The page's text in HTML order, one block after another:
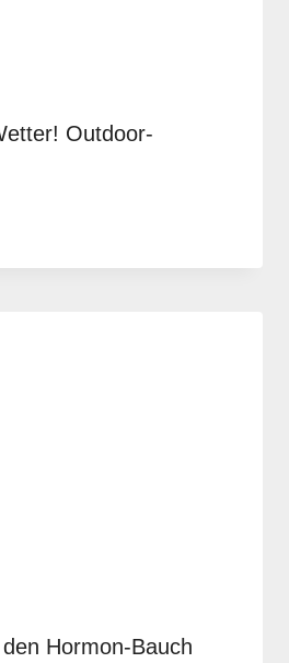
Outdoor-
Hormon-Bauch